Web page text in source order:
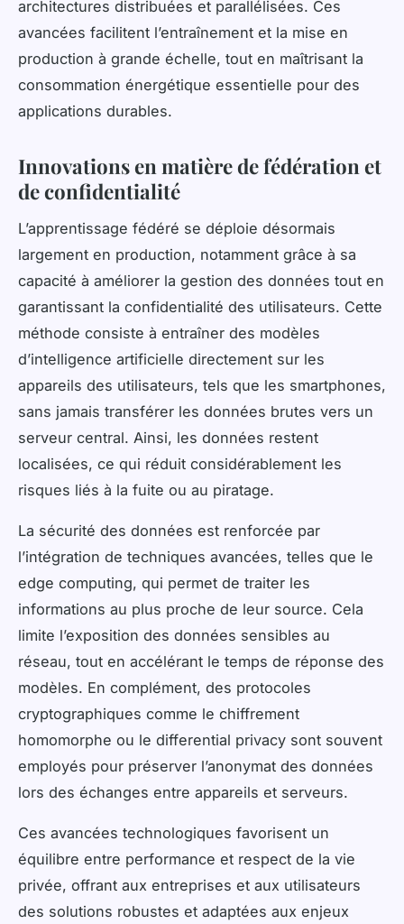
architectures distribuées et parallélisées. Ces
avancées facilitent l’entraînement et la mise en
production à grande échelle, tout en maîtrisant la
consommation énergétique essentielle pour des
applications durables.
Innovations en matière de fédération et
de confidentialité
L’apprentissage fédéré se déploie désormais
largement en production, notamment grâce à sa
capacité à améliorer la gestion des données tout en
garantissant la confidentialité des utilisateurs. Cette
méthode consiste à entraîner des modèles
d’intelligence artificielle directement sur les
appareils des utilisateurs, tels que les smartphones,
sans jamais transférer les données brutes vers un
serveur central. Ainsi, les données restent
localisées, ce qui réduit considérablement les
risques liés à la fuite ou au piratage.
La sécurité des données est renforcée par
l’intégration de techniques avancées, telles que le
edge computing, qui permet de traiter les
informations au plus proche de leur source. Cela
limite l’exposition des données sensibles au
réseau, tout en accélérant le temps de réponse des
modèles. En complément, des protocoles
cryptographiques comme le chiffrement
homomorphe ou le differential privacy sont souvent
employés pour préserver l’anonymat des données
lors des échanges entre appareils et serveurs.
Ces avancées technologiques favorisent un
équilibre entre performance et respect de la vie
privée, offrant aux entreprises et aux utilisateurs
des solutions robustes et adaptées aux enjeux